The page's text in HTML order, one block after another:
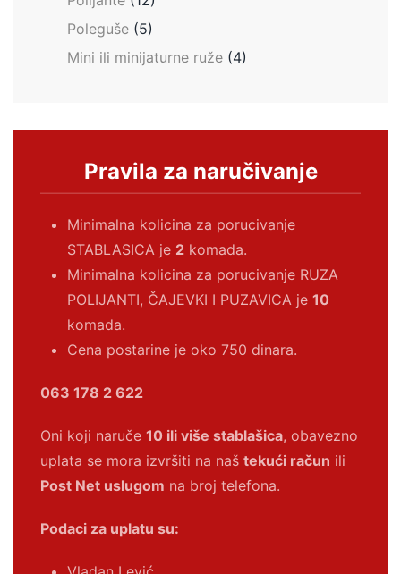
Poleguše (5)
Mini ili minijaturne ruže (4)
Pravila za naručivanje
Minimalna kolicina za porucivanje
STABLASICA je 2 komada.
Minimalna kolicina za porucivanje RUZA
POLIJANTI, ČAJEVKI I PUZAVICA je 10
komada.
Cena postarine je oko 750 dinara.
063 178 2 622
Oni koji naruče 10 ili više stablašica, obavezno
uplata se mora izvršiti na naš tekući račun ili
Post Net uslugom na broj telefona.
Podaci za uplatu su: